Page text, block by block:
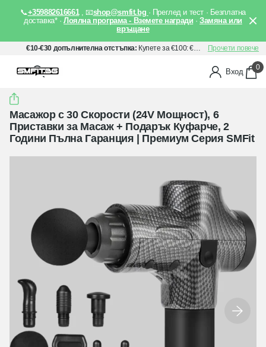
📞+359882616661 , 📧shop@smfit.bg · Преглед и тест · Безплатна
доставка* ·Лоялна програма - Вземете награди ·Замяна или
връщане
€10-€30 допълнителна отстъпка: Купете за €100: €10 отстъпка, Купете за €150: €20 отстъпка, Купете за €200: €30 отстъпка. Прилага се автоматично след добавяне на артикули в количката Ви. Прочети повече
Вход 0
Масажор с 30 Скорости (24V Мощност), 6
Приставки за Масаж + Подарък Куфарче, 2
Години Пълна Гаранция | Премиум Серия SMFit